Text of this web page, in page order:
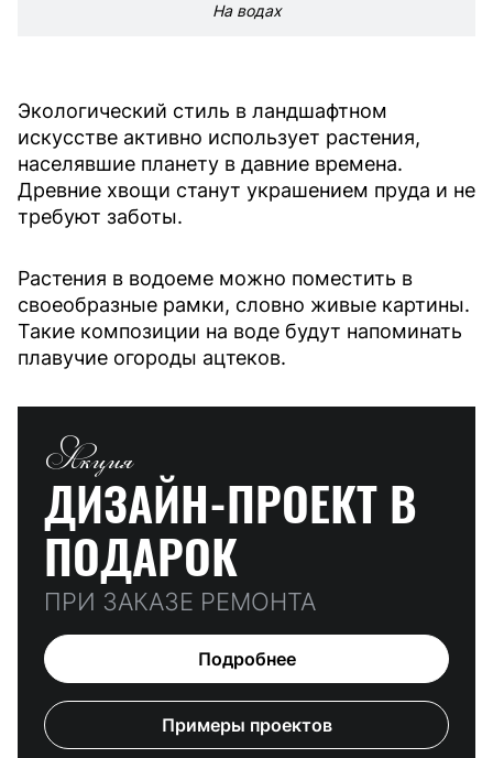
На водах
Экологический стиль в ландшафтном
искусстве активно использует растения,
населявшие планету в давние времена.
Древние хвощи станут украшением пруда и не
требуют заботы.
Растения в водоеме можно поместить в
своеобразные рамки, словно живые картины.
Такие композиции на воде будут напоминать
плавучие огороды ацтеков.
Акция
ДИЗАЙН-ПРОЕКТ В
ПОДАРОК
ПРИ ЗАКАЗЕ РЕМОНТА
Подробнее
Примеры проектов